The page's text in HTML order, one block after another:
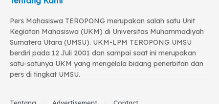
Pers Mahasiswa TEROPONG merupakan salah satu Unit
Kegiatan Mahasiswa (UKM) di Universitas Muhammadiyah
Sumatera Utara (UMSU). UKM-LPM TEROPONG UMSU
berdiri pada 12 Juli 2001 dan sampai saat ini merupakan
satu-satunya UKM yang mengelola bidang penerbitan dan
pers di tingkat UMSU.
Tentang Advertisement Contact